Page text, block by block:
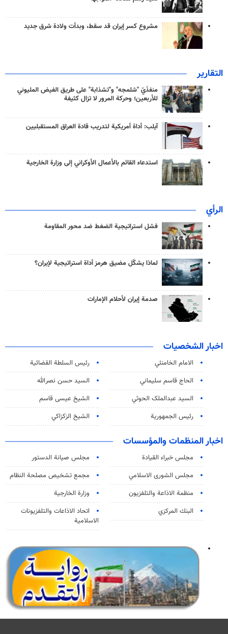
مشروع كسر إيران قد سقط، وبدأت ولادة شرق جديد
التقارير
منفذَيّ "شلمجه" و"تشذابة" على طريق الفيض المليوني
للأربعين؛ وحركة المرور لا تزال كثيفة
آيلب: أداة أمريكية لتدريب قادة العراق المستقبليين
استدعاء القائم بالأعمال الأوكراني إلى وزارة الخارجية
الرأي
فشل استراتيجية الضغط ضد محور المقاومة
لماذا يشكّل مضيق هرمز أداة استراتيجية لإيران؟
صدمة إيران لأحلام الإمارات
اخبار الشخصيات
الامام الخامنئي
رئیس السلطة القضائیة
الحاج قاسم سليماني
السيد حسن نصرالله
السید عبدالملک الحوثي
الشيخ عيسى قاسم
رئيس الجمهورية
الشيخ الزكزاكي
اخبار المنظمات والمؤسسات
مجلس خبراء القيادة
مجلس صيانة الدستور
مجلس الشورى الاسلامي
مجمع تشخيص مصلحة النظام
منظمة الاذاعة والتلفزیون
وزارة الخارجية
البنك المركزي
اتحاد الاذاعات والتلفزيونات
الاسلامية